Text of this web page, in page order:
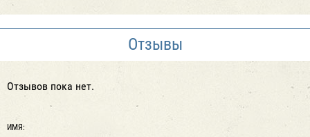
Отзывы
Отзывов пока нет.
ИМЯ: